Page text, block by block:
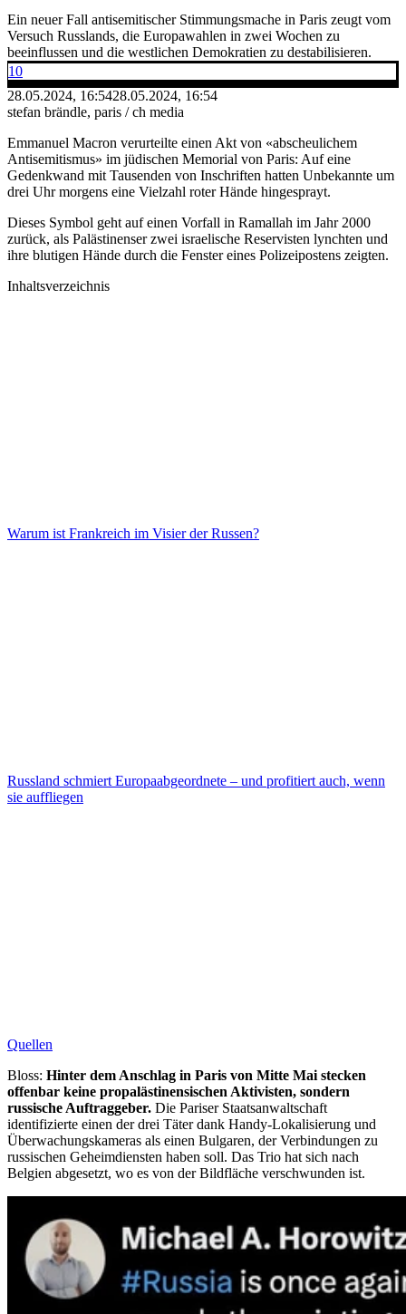
Ein neuer Fall antisemitischer Stimmungsmache in Paris zeugt vom
Versuch Russlands, die Europawahlen in zwei Wochen zu
beeinflussen und die westlichen Demokratien zu destabilisieren.
10
28.05.2024, 16:5428.05.2024, 16:54
stefan brändle, paris / ch media
Emmanuel Macron verurteilte einen Akt von «abscheulichem
Antisemitismus» im jüdischen Memorial von Paris: Auf eine
Gedenkwand mit Tausenden von Inschriften hatten Unbekannte um
drei Uhr morgens eine Vielzahl roter Hände hingesprayt.
Dieses Symbol geht auf einen Vorfall in Ramallah im Jahr 2000
zurück, als Palästinenser zwei israelische Reservisten lynchten und
ihre blutigen Hände durch die Fenster eines Polizeipostens zeigten.
Inhaltsverzeichnis
Warum ist Frankreich im Visier der Russen?
Russland schmiert Europaabgeordnete – und profitiert auch, wenn
sie auffliegen
Quellen
Bloss: Hinter dem Anschlag in Paris von Mitte Mai stecken
offenbar keine propalästinensischen Aktivisten, sondern
russische Auftraggeber. Die Pariser Staatsanwaltschaft
identifizierte einen der drei Täter dank Handy-Lokalisierung und
Überwachungskameras als einen Bulgaren, der Verbindungen zu
russischen Geheimdiensten haben soll. Das Trio hat sich nach
Belgien abgesetzt, wo es von der Bildfläche verschwunden ist.